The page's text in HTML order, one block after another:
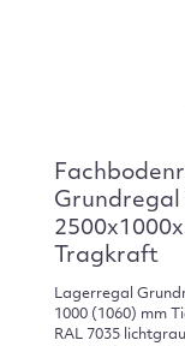
Grundregal
Tragkraft
Lagerregal
1000 (1060) mm
RAL 7035